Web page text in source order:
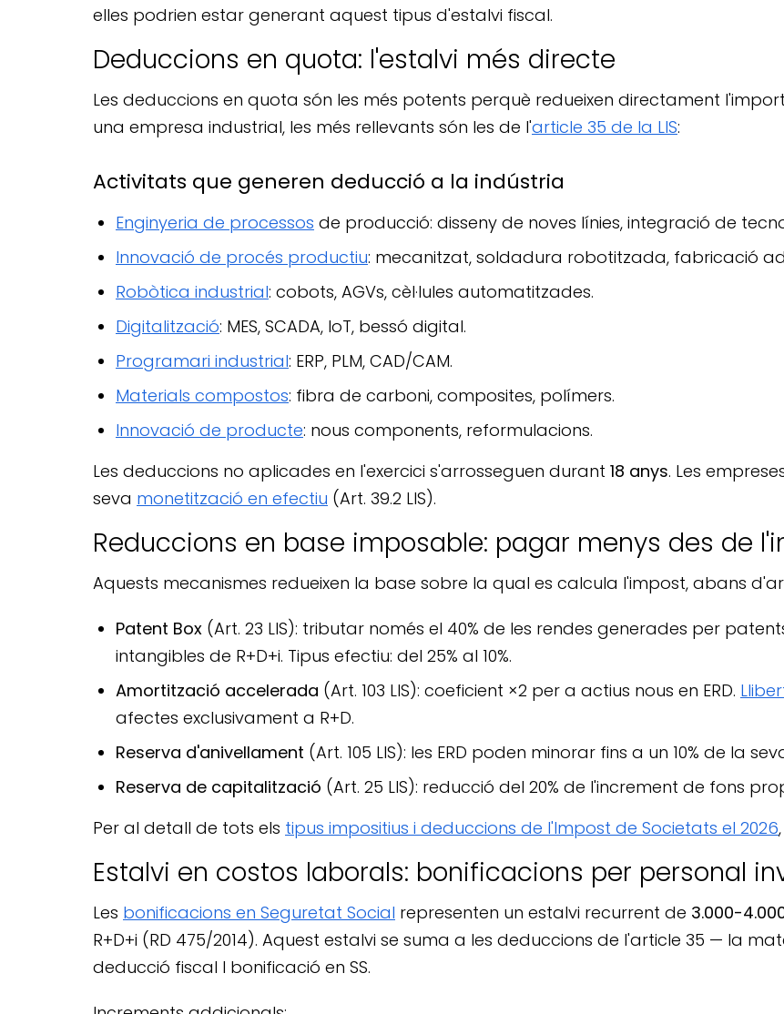
elles podrien estar generant aquest tipus d'estalvi fiscal.
Deduccions en quota: l'estalvi més directe
Les deduccions en quota són les més potents perquè redueixen directament
una empresa industrial, les més rellevants són les de l'article 35 de la LIS:
Activitats que generen deducció a la indústria
Enginyeria de processos de producció: disseny de noves línies, integració de
Innovació de procés productiu: mecanitzat, soldadura robotitzada, fabricació
Robòtica industrial: cobots, AGVs, cèl·lules automatitzades.
Digitalització: MES, SCADA, IoT, bessó digital.
Programari industrial: ERP, PLM, CAD/CAM.
Materials compostos: fibra de carboni, composites, polímers.
Innovació de producte: nous components, reformulacions.
Les deduccions no aplicades en l'exercici s'arrosseguen durant 18 anys. Les
seva monetització en efectiu (Art. 39.2 LIS).
Reduccions en base imposable: pagar menys des de
Aquests mecanismes redueixen la base sobre la qual es calcula l'impost, abans
Patent Box (Art. 23 LIS): tributar només el 40% de les rendes generades per
intangibles de R+D+i. Tipus efectiu: del 25% al 10%.
Amortització accelerada (Art. 103 LIS): coeficient ×2 per a actius nous en ERD.
afectes exclusivament a R+D.
Reserva d'anivellament (Art. 105 LIS): les ERD poden minorar fins a un 10% de la
Reserva de capitalització (Art. 25 LIS): reducció del 20% de l'increment de fons
Per al detall de tots els tipus impositius i deduccions de l'Impost de Societats el 2026
Estalvi en costos laborals: bonificacions per personal
Les bonificacions en Seguretat Social representen un estalvi recurrent de 3.000-
R+D+i (RD 475/2014). Aquest estalvi se suma a les deduccions de l'article 35 — la
deducció fiscal I bonificació en SS.